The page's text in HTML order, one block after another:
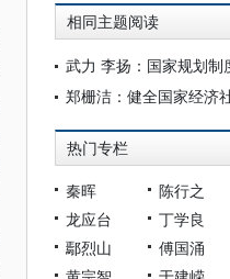
相同主题阅读
热门专栏
秦晖 陈行之
龙应台
丁学良
鄢烈山
傅国涌